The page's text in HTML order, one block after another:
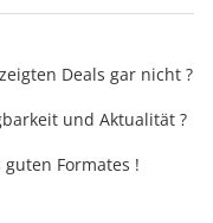
Deals gar nicht ?
und Aktualität ?
Formates !